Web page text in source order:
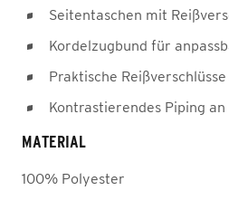
Seitentaschen mit
Kordelzugbund für
Praktische
Kontrastierendes Piping
MATERIAL
100% Polyester